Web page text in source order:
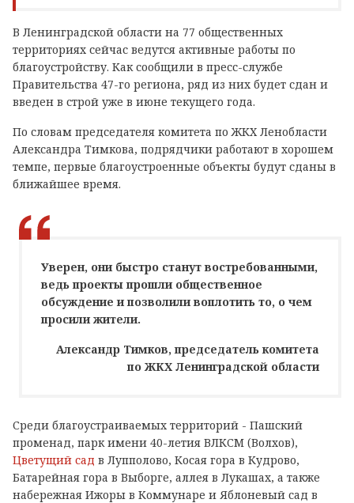
В Ленинградской области на 77 общественных
территориях сейчас ведутся активные работы по
благоустройству. Как сообщили в пресс-службе
Правительства 47-го региона, ряд из них будет сдан и
введен в строй уже в июне текущего года.
По словам председателя комитета по ЖКХ Ленобласти
Александра Тимкова, подрядчики работают в хорошем
темпе, первые благоустроенные объекты будут сданы в
ближайшее время.
Уверен, они быстро станут востребованными,
ведь проекты прошли общественное
обсуждение и позволили воплотить то, о чем
просили жители.
Александр Тимков, председатель комитета
по ЖКХ Ленинградской области
Среди благоустраиваемых территорий - Пашский
променад, парк имени 40-летия ВЛКСМ (Волхов),
Цветущий сад в Лупполово, Косая гора в Кудрово,
Батарейная гора в Выборге, аллея в Лукашах, а также
набережная Ижоры в Коммунаре и Яблоневый сад в